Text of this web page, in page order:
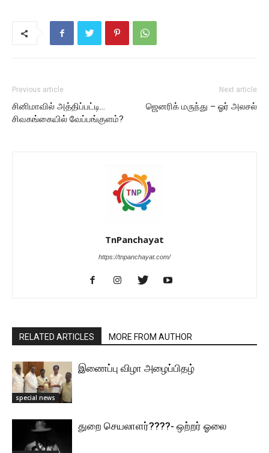
Previous article
சினிமாவில் அத்திப்பட்டி…
சிவகங்கையில் வேப்பங்குளம்?
Next article
ஜெனரிக் மருந்து – ஓர் அலசல்
TnPanchayat
https://tnpanchayat.com/
RELATED ARTICLES MORE FROM AUTHOR
special news
இணைப்பு விழா அழைப்பிதழ்
துறை செயலாளர்????- ஒற்றர் ஓலை